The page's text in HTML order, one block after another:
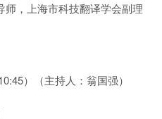
，上海市科技翻译学会副理
）（主持人：翁国强）